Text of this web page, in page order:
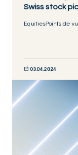
Swiss stock
EquitiesPoints de
03.04.2024
DISCOVER NOW